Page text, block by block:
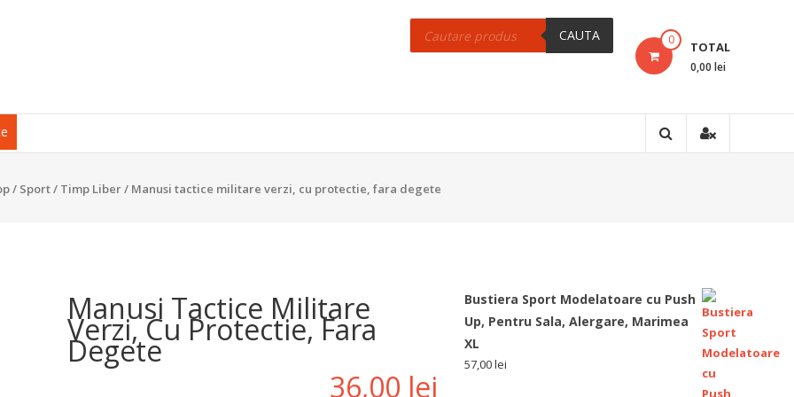
0 TOTAL
0,00 lei
Products
search CAUTA
/ Sport / Timp Liber/ Manusi tactice militare verzi, cu protectie, fara degete
Manusi Tactice Militare
Verzi, Cu Protectie, Fara
Degete
36,00 lei
Bustiera Sport Modelatoare cu Push
Up, Pentru Sala, Alergare, Marimea
XL
57,00lei